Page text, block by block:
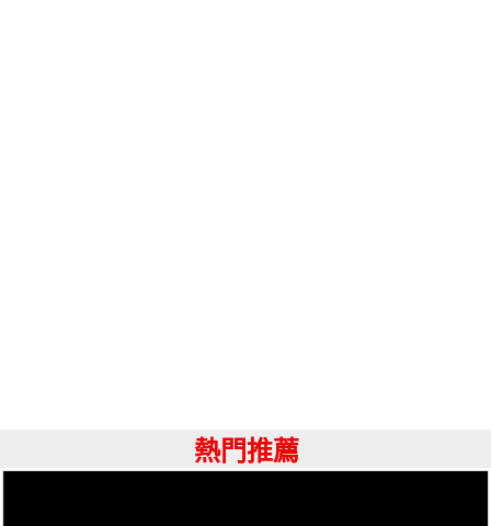
熱門推薦